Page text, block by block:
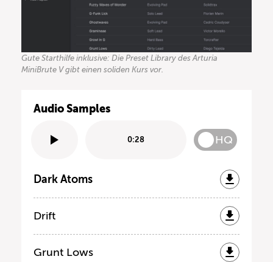
Gute Starthilfe inklusive: Die Preset Library des Arturia
MiniBrute V gibt einen soliden Kurs vor.
Audio Samples
0:28 HQ
Dark Atoms
Drift
Grunt Lows